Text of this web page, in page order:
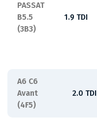
PASSAT
B5.5
(3B3)
1.9 TDI
A6 C6
Avant
(4F5)
2.0 TDI